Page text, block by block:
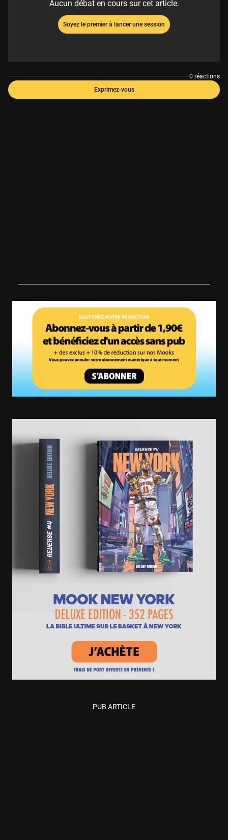
Aucun débat en cours sur cet article.
Soyez le premier à lancer une session
0 réactions
Exprimez-vous
PUB ARTICLE